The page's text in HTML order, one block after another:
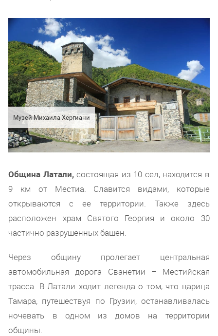
Музей Михаила Хергиани
Община Латали,состоящая из 10 сел, находится в
9 км от Местиа. Славится видами, которые
открываются с ее территории. Также здесь
расположен храм Святого Георгия и около 30
частично разрушенных башен.
Через общину пролегает центральная
автомобильная дорога Сванетии – Местийская
трасса. В Латали ходит легенда о том, что царица
Тамара, путешествуя по Грузии, останавливалась
ночевать в одном из домов на территории
общины.